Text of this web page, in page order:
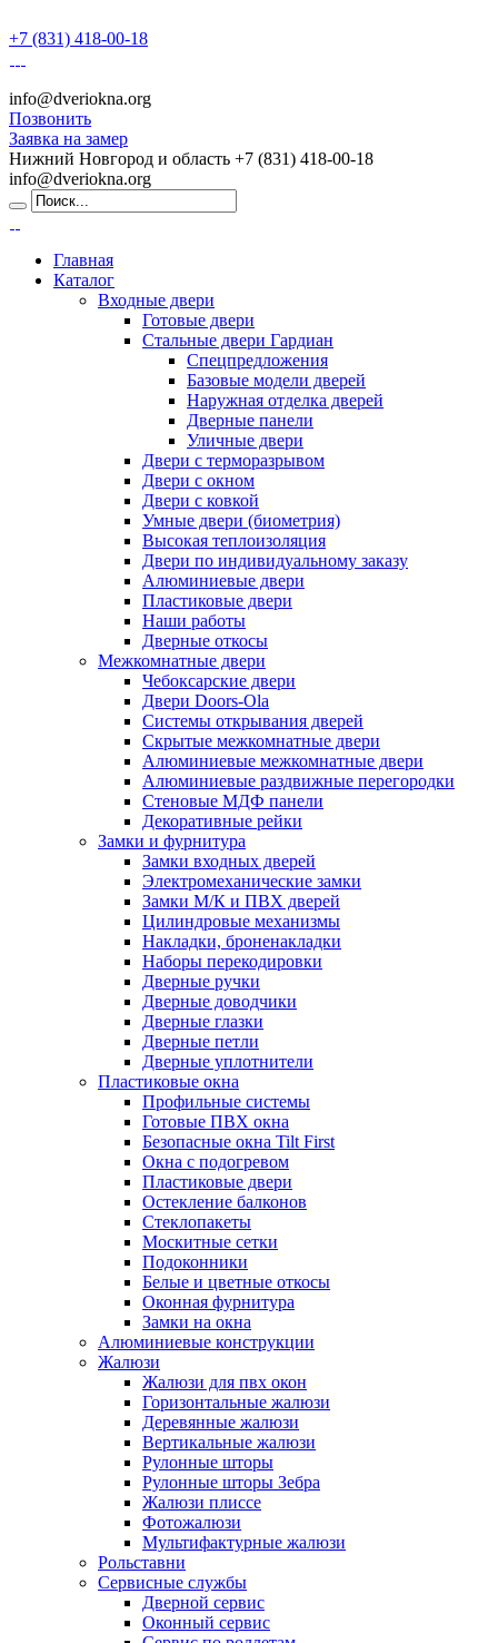
+7 (831) 418-00-18
info@dveriokna.org
Позвонить
Заявка на замер
Нижний Новгород и область +7 (831) 418-00-18
info@dveriokna.org
Главная
Каталог
Входные двери
Готовые двери
Стальные двери Гардиан
Спецпредложения
Базовые модели дверей
Наружная отделка дверей
Дверные панели
Уличные двери
Двери с терморазрывом
Двери с окном
Двери с ковкой
Умные двери (биометрия)
Высокая теплоизоляция
Двери по индивидуальному заказу
Алюминиевые двери
Пластиковые двери
Наши работы
Дверные откосы
Межкомнатные двери
Чебоксарские двери
Двери Doors-Ola
Системы открывания дверей
Скрытые межкомнатные двери
Алюминиевые межкомнатные двери
Алюминиевые раздвижные перегородки
Стеновые МДФ панели
Декоративные рейки
Замки и фурнитура
Замки входных дверей
Электромеханические замки
Замки М/К и ПВХ дверей
Цилиндровые механизмы
Накладки, броненакладки
Наборы перекодировки
Дверные ручки
Дверные доводчики
Дверные глазки
Дверные петли
Дверные уплотнители
Пластиковые окна
Профильные системы
Готовые ПВХ окна
Безопасные окна Tilt First
Окна с подогревом
Пластиковые двери
Остекление балконов
Стеклопакеты
Москитные сетки
Подоконники
Белые и цветные откосы
Оконная фурнитура
Замки на окна
Алюминиевые конструкции
Жалюзи
Жалюзи для пвх окон
Горизонтальные жалюзи
Деревянные жалюзи
Вертикальные жалюзи
Рулонные шторы
Рулонные шторы Зебра
Жалюзи плиссе
Фотожалюзи
Мультифактурные жалюзи
Рольставни
Сервисные службы
Дверной сервис
Оконный сервис